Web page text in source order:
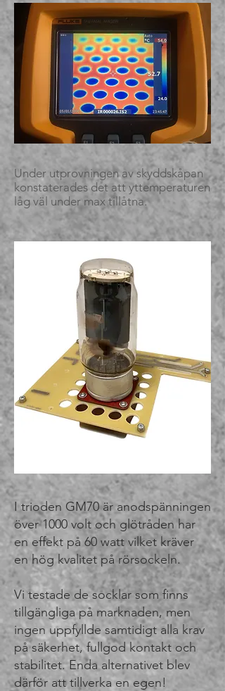
Under utprovningen av skyddskåpan
konstaterades det att yttemperaturen
låg väl under max tillåtna.
I trioden GM70 är anodspänningen
över 1000 volt och glötråden har
en effekt på 60 watt vilket kräver
en hög kvalitet på rörsockeln.
Vi testade de socklar som finns
tillgängliga på marknaden, men
ingen uppfyllde samtidigt alla krav
på säkerhet, fullgod kontakt och
stabilitet. Enda alternativet blev
därför att tillverka en egen!